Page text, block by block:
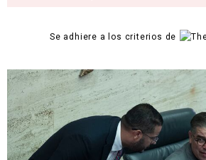
Se adhiere a los criterios de